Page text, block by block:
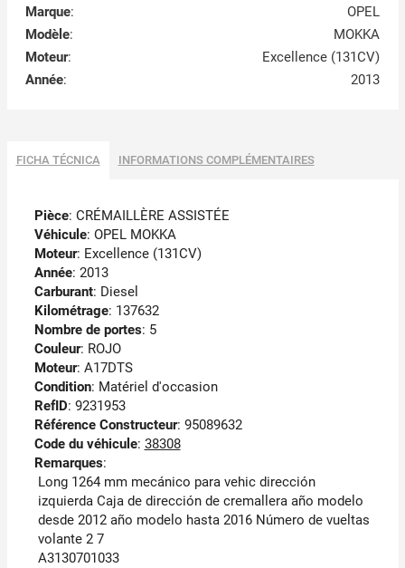
Marque:
OPEL
Modèle:
MOKKA
Moteur:
Excellence (131CV)
Année: 2013
FICHA TÉCNICA INFORMATIONS COMPLÉMENTAIRES
Pièce: CRÉMAILLÈRE ASSISTÉE
Véhicule: OPEL MOKKA
Moteur: Excellence (131CV)
Année: 2013
Carburant: Diesel
Kilométrage: 137632
Nombre de portes: 5
Couleur: ROJO
Moteur: A17DTS
Condition: Matériel d'occasion
RefID: 9231953
Référence Constructeur: 95089632
Code du véhicule: 38308
Remarques:
Long 1264 mm mecánico para vehic dirección
izquierda Caja de dirección de cremallera año modelo
desde 2012 año modelo hasta 2016 Número de vueltas
volante 2 7
A3130701033